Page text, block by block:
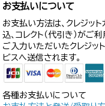
お支払いについて
お支払い方法は、クレジッ
込、コレクト（代引き）がご
ご入力いただいたクレジッ
ビスへ送信されます。
各種お支払いについて